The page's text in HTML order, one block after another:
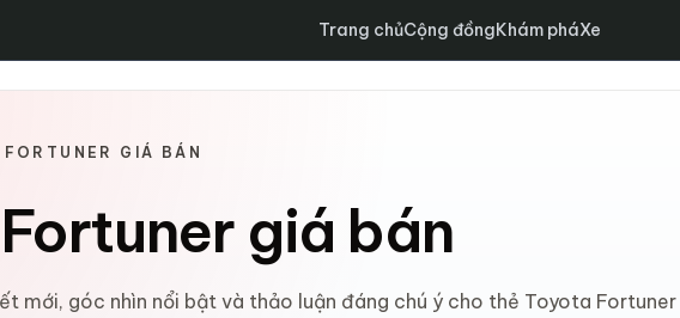
Trang chủCộng đồngKhám pháXe
GIÁ BÁN
giá bán
mới, góc nhìn nổi bật và thảo luận đáng chú ý cho thẻ Toyota Fortuner